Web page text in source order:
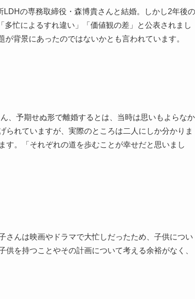
の専務取締役・森博貴さんと結婚。しかし2年後の
忙によるすれ違い」「価値観の差」と公表されまし
背景にあったのではないかとも言われています。
、予期せぬ形で離婚するとは、当時は思いもよらなか
れていますが、実際のところは二人にしか分かりま
す。「それぞれの道を歩むことが幸せだと思いまし
さんは映画やドラマで大忙しだったため、子供につい
を持つことやその計画について考える余裕がなく、